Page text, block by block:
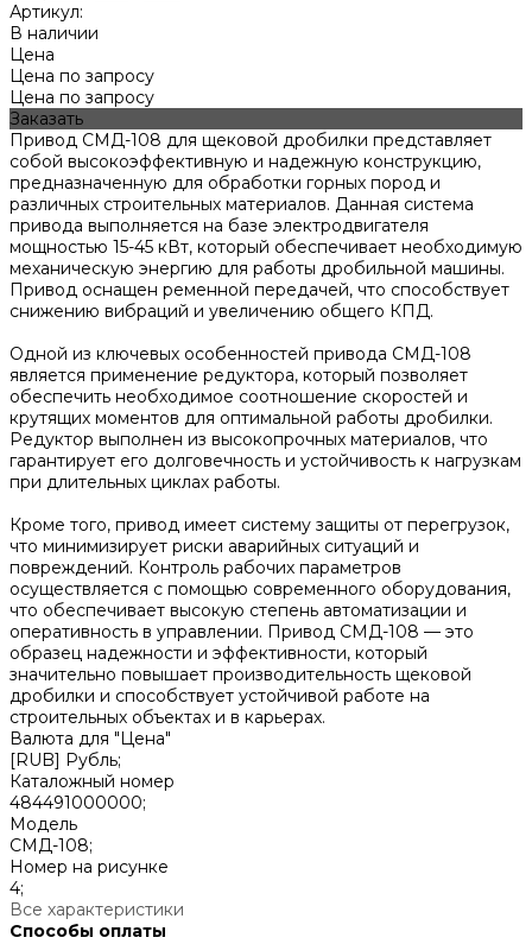
Артикул:
В наличии
Цена
Цена по запросу
Цена по запросу
Заказать
Привод СМД-108 для щековой дробилки представляет
собой высокоэффективную и надежную конструкцию,
предназначенную для обработки горных пород и
различных строительных материалов. Данная система
привода выполняется на базе электродвигателя
мощностью 15-45 кВт, который обеспечивает необходимую
механическую энергию для работы дробильной машины.
Привод оснащен ременной передачей, что способствует
снижению вибраций и увеличению общего КПД.
Одной из ключевых особенностей привода СМД-108
является применение редуктора, который позволяет
обеспечить необходимое соотношение скоростей и
крутящих моментов для оптимальной работы дробилки.
Редуктор выполнен из высокопрочных материалов, что
гарантирует его долговечность и устойчивость к нагрузкам
при длительных циклах работы.
Кроме того, привод имеет систему защиты от перегрузок,
что минимизирует риски аварийных ситуаций и
повреждений. Контроль рабочих параметров
осуществляется с помощью современного оборудования,
что обеспечивает высокую степень автоматизации и
оперативность в управлении. Привод СМД-108 — это
образец надежности и эффективности, который
значительно повышает производительность щековой
дробилки и способствует устойчивой работе на
строительных объектах и в карьерах.
Валюта для "Цена"
[RUB] Рубль;
Каталожный номер
484491000000;
Модель
СМД-108;
Номер на рисунке
4;
Все характеристики
Способы оплаты